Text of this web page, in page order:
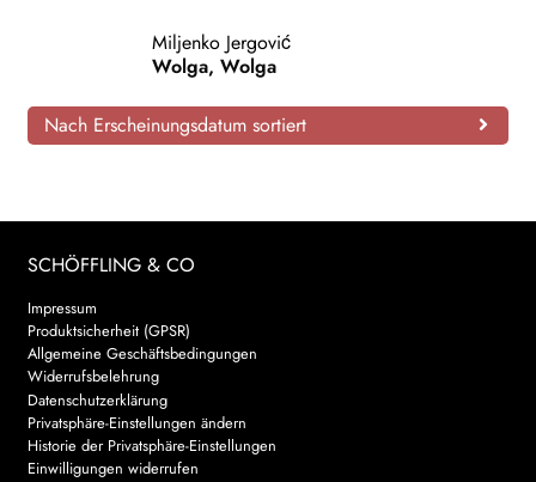
Search:
Miljenko Jergović
Wolga, Wolga
Nach Erscheinungsdatum sortiert
SCHÖFFLING & CO
Impressum
Produktsicherheit (GPSR)
Allgemeine Geschäftsbedingungen
Widerrufsbelehrung
Datenschutzerklärung
Privatsphäre-Einstellungen ändern
Historie der Privatsphäre-Einstellungen
Einwilligungen widerrufen